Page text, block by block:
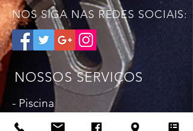
NOS SIGA NAS REDES SOCIAIS:
NOSSOS SERVIÇOS
- Piscina